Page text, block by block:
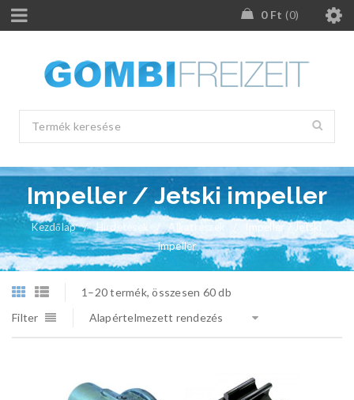
0 Ft 0
Impeller / Jetski impeller
Kezdőlap / Hirdetések / Alkatrészek
Impeller / Jetski
impeller
1–20 termék, összesen 60 db
Filter
Alapértelmezett rendezés